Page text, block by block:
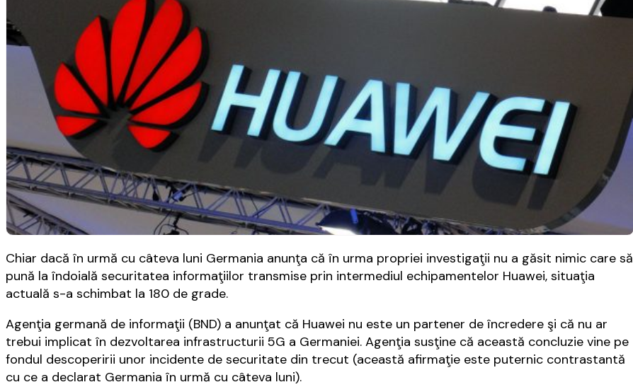
Chiar dacă în urmă cu câteva luni Germania anunţa că în urma propriei investigaţii nu a găsit nimic care să
pună la îndoială securitatea informaţiilor transmise prin intermediul echipamentelor Huawei, situaţia
actuală s-a schimbat la 180 de grade.
Agenţia germană de informaţii (BND) a anunţat că Huawei nu este un partener de încredere şi că nu ar
trebui implicat în dezvoltarea infrastructurii 5G a Germaniei. Agenţia susţine că această concluzie vine pe
fondul descoperirii unor incidente de securitate din trecut (această afirmaţie este puternic contrastantă
cu ce a declarat Germania în urmă cu câteva luni).